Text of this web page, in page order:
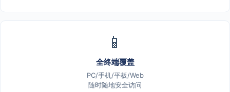
📱
全终端覆盖
PC/手机/平板/Web
随时随地安全访问